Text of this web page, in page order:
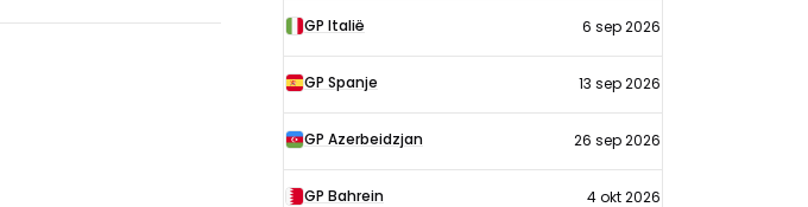
GP Italië 6 sep 2026
GP Spanje 13 sep 2026
GP Azerbeidzjan 26 sep 2026
GP Bahrein 4 okt 2026